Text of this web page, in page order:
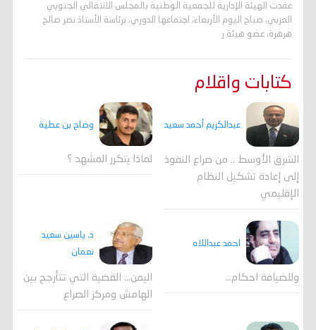
عقدت الهيئة الإدارية للجمعية الوطنية بالمجلس الانتقالي الجنوبي
العربي، صباح اليوم الأربعاء، اجتماعها الدوري، برئاسة الأستاذ نصر صالح
هرهرة، عضو هيئة ر
كتابات واقلام
عبدالكريم أحمد سعيد
الشرق الأوسط .. من صراع النفوذ
إلى إعادة تشكيل النظام
الإقليمي
وضاح بن عطية
لماذا يتكرر المشهد ؟
احمد عبداللاه
وللضيافة احكام…
د. ياسين سعيد
نعمان
اليمن… القضية التي تتأرجح بين
الهامش ومركز الصراع